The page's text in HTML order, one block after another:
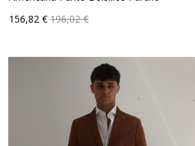
Precio
156,82 €Precio
base
196,02 €